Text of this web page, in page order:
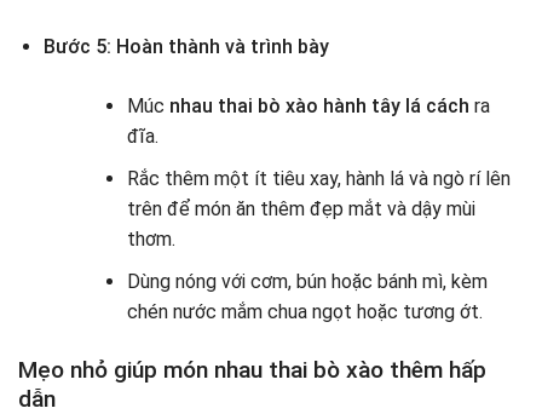
Bước 5: Hoàn thành và trình bày
Múc nhau thai bò xào hành tây lá cách ra
đĩa.
Rắc thêm một ít tiêu xay, hành lá và ngò rí lên
trên để món ăn thêm đẹp mắt và dậy mùi
thơm.
Dùng nóng với cơm, bún hoặc bánh mì, kèm
chén nước mắm chua ngọt hoặc tương ớt.
Mẹo nhỏ giúp món nhau thai bò xào thêm hấp
dẫn